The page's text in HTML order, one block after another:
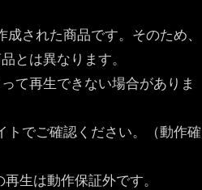
された商品です。そのため、
とは異なります。
て再生できない場合がありま
でご確認ください。（動作確
生は動作保証外です。